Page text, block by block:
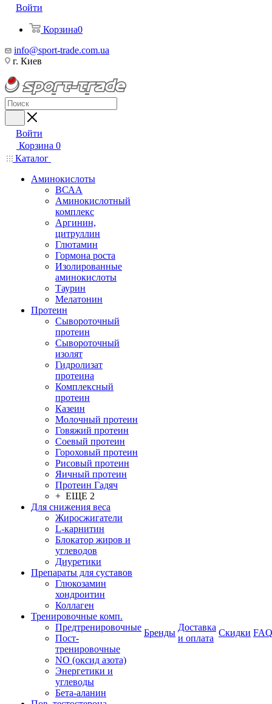
Войти
Корзина0
info@sport-trade.com.ua
г. Киев
Войти
Корзина 0
Каталог
Аминокислоты
ВСАА
Аминокислотный
комплекс
Аргинин,
цитруллин
Глютамин
Гормона роста
Изолированные
аминокислоты
Таурин
Мелатонин
Протеин
Сывороточный
протеин
Сывороточный
изолят
Гидролизат
протеина
Комплексный
протеин
Казеин
Молочный протеин
Говяжий протеин
Соевый протеин
Гороховый протеин
Рисовый протеин
Яичный протеин
Протеин Гадяч
+ ЕЩЕ 2
Для снижения веса
Жиросжигатели
L-карнитин
Блокатор жиров и
углеводов
Диуретики
Препараты для суставов
Глюкозамин
хондроитин
Коллаген
Тренировочные комп.
Предтренировочные
Пост-
тренировочные
NO (оксид азота)
Энергетики и
углеводы
Бета-аланин
Бренды
Доставка
и оплата
Скидки FAQ